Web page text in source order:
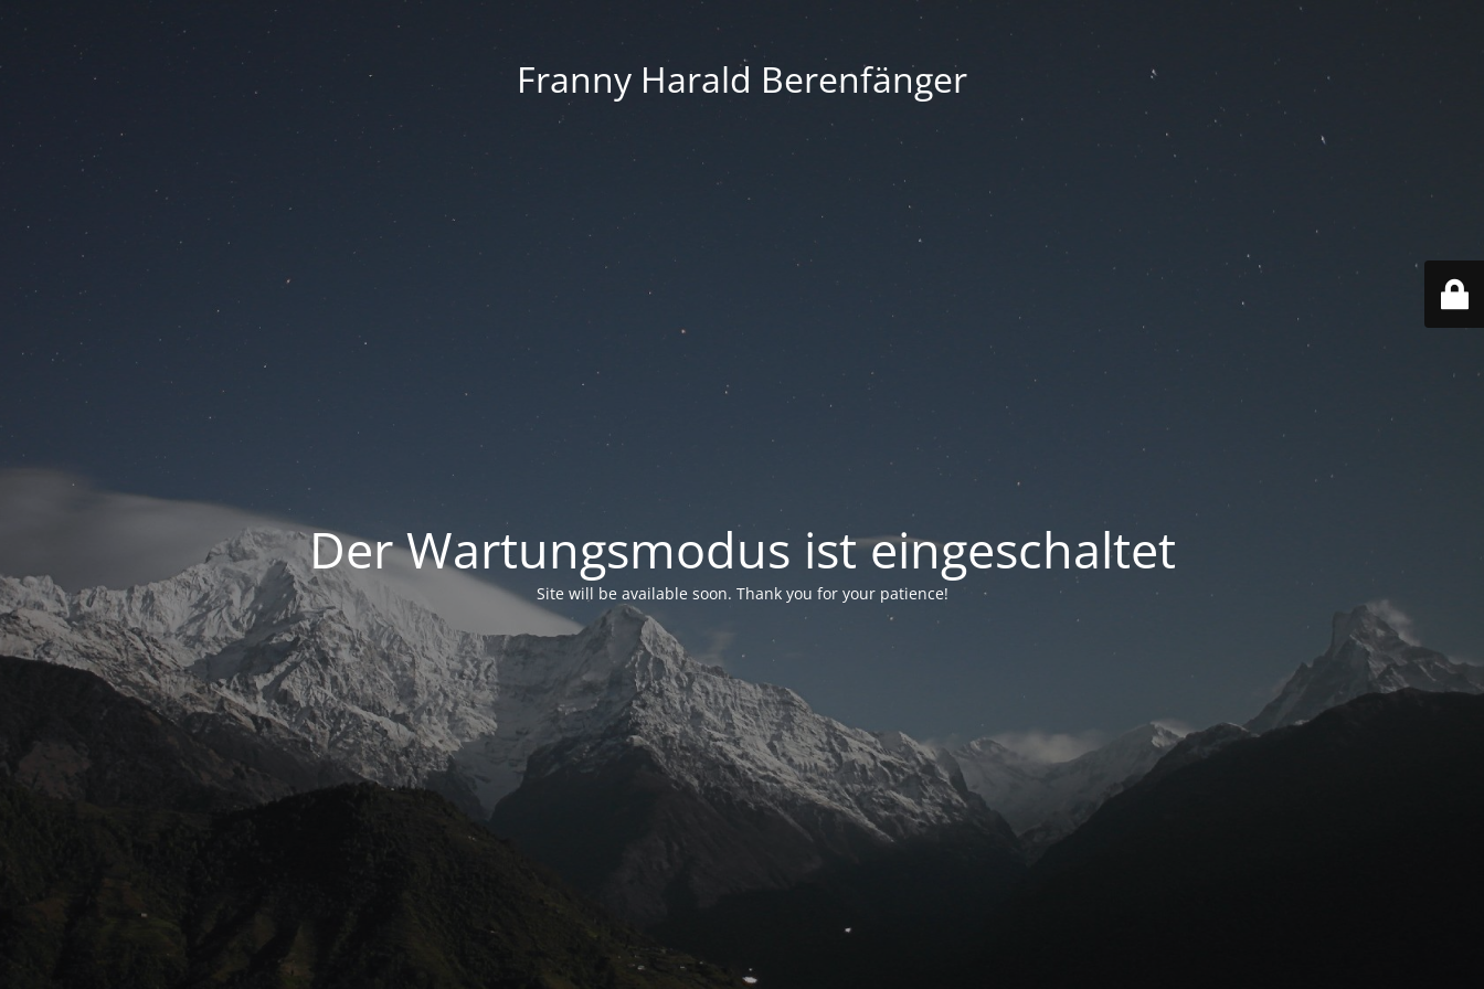
Franny Harald Berenfänger
Der Wartungsmodus ist eingeschaltet
Site will be available soon. Thank you for your patience!